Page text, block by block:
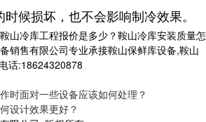
候损坏，也不会影响制冷效果。
山冷库工程报价是多少？鞍山冷库安装质量怎
销售有限公司专业承接鞍山保鲜库设备,鞍山
话:18624320878
时面对一些设备应该如何处理？
设计效果更好？